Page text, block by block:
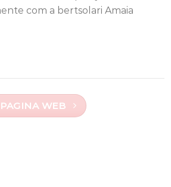
com a bertsolari Amaia
PAGINA WEB